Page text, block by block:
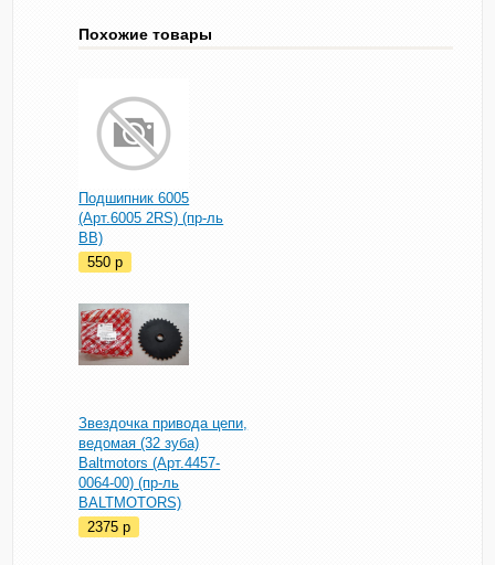
Похожие товары
Подшипник 6005
(Арт.6005 2RS) (пр-ль
BB)
550p
Звездочка привода цепи,
ведомая (32 зуба)
Baltmotors (Арт.4457-
0064-00) (пр-ль
BALTMOTORS)
2375p